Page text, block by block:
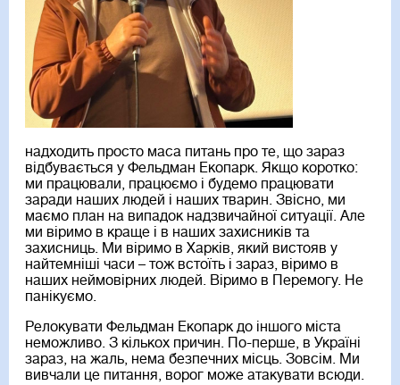
надходить просто маса питань про те, що зараз
відбувається у Фельдман Екопарк. Якщо коротко:
ми працювали, працюємо і будемо працювати
заради наших людей і наших тварин. Звісно, ми
маємо план на випадок надзвичайної ситуації. Але
ми віримо в краще і в наших захисників та
захисниць. Ми віримо в Харків, який вистояв у
найтемніші часи – тож встоїть і зараз, віримо в
наших неймовірних людей. Віримо в Перемогу. Не
панікуємо.
Релокувати Фельдман Екопарк до іншого міста
неможливо. З кількох причин. По-перше, в Україні
зараз, на жаль, нема безпечних місць. Зовсім. Ми
вивчали це питання, ворог може атакувати всюди.